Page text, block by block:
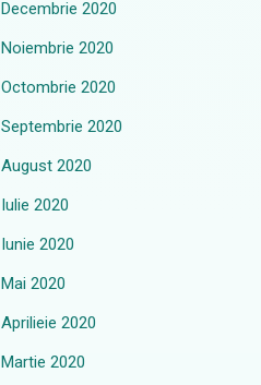
Decembrie 2020
Noiembrie 2020
Octombrie 2020
Septembrie 2020
August 2020
Iulie 2020
Iunie 2020
Mai 2020
Aprilieie 2020
Martie 2020